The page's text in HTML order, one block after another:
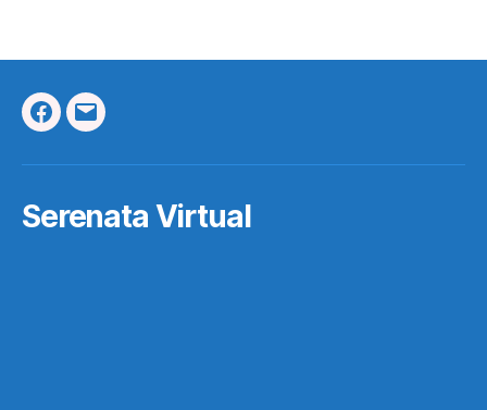
Facebook
Correo
Serenata Virtual